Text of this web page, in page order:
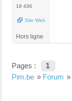
18 430
Site Web
Hors ligne
Pages : 1
Pim.be » Forum »